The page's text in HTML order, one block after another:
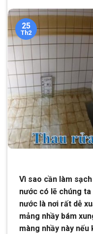
25
Th2
Vì sao cần làm
nước có lẽ chúng
nước là nơi rất dễ
mảng nhầy bám
màng nhầy này